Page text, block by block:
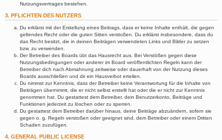
Nutzungsvertrages bestehen.
3. PFLICHTEN DES NUTZERS
Du erklärst mit der Erstellung eines Beitrags, dass er keine Inhalte enthält, die gegen
geltendes Recht oder die guten Sitten verstoßen. Du erklärst insbesondere, dass du
das Recht besitzt, die in deinen Beiträgen verwendeten Links und Bilder zu setzen
bzw. zu verwenden.
Der Betreiber des Boards übt das Hausrecht aus. Bei Verstößen gegen diese
Nutzungsbedingungen oder anderer im Board veröffentlichten Regeln kann der
Betreiber dich nach Abmahnung zeitweise oder dauerhaft von der Nutzung dieses
Boards ausschließen und dir ein Hausverbot erteilen.
Du nimmst zur Kenntnis, dass der Betreiber keine Verantwortung für die Inhalte von
Beiträgen übernimmt, die er nicht selbst erstellt hat oder die er nicht zur Kenntnis
genommen hat. Du gestattest dem Betreiber, dein Benutzerkonto, Beiträge und
Funktionen jederzeit zu löschen oder zu sperren.
Du gestattest dem Betreiber darüber hinaus, deine Beiträge abzuändern, sofern sie
gegen o. g. Regeln verstoßen oder geeignet sind, dem Betreiber oder einem Dritten
Schaden zuzufügen.
4. GENERAL PUBLIC LICENSE